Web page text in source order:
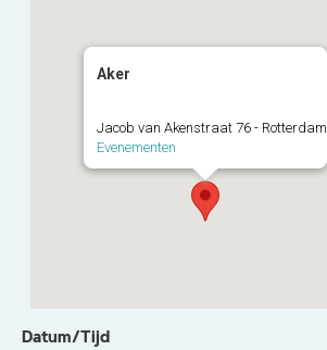
Aker
Jacob van Akenstraat 76 - Rotterdam
Evenementen
Datum/Tijd